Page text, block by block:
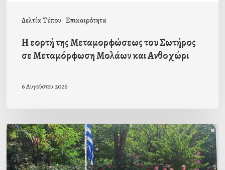
Δελτία Τύπου Επικαιρότητα
Η εορτή της Μεταμορφώσεως του Σωτήρος
σε Μεταμόρφωση Μολάων και Ανθοχώρι
6 Αυγούστου 2026
Με
την
β΄